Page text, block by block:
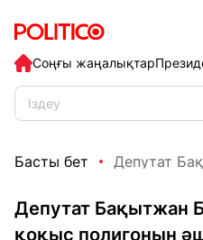
Соңғы жаңалықтар
Басты бет Депутат
Депутат Бақытжан
қоқыс полигонын